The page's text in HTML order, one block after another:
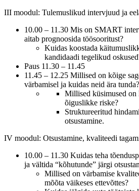
III moodul: Tulemuslikud intervjuud ja
10.00 – 11.30 Mis on SMART
aitab prognoosida töösooritust?
Kuidas koostada
kandidaadi tegelikud
Paus 11.30 – 11.45
11.45 – 12.25 Millised on kõige
värbamisel ja kuidas neid ära tunda?
Millised küsimused on
õiguslikke riske?
Struktureeritud
otsustamine.
IV moodul: Otsustamine, kvaliteedi
10.00 – 11.30 Kuidas teha
ja vältida “kõhutunde” järgi
Millised on värbamise
mõõta väikeses ettevõttes?